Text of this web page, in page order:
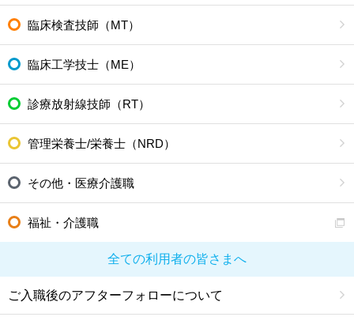
臨床検査技師（MT）
臨床工学技士（ME）
診療放射線技師（RT）
管理栄養士/栄養士（NRD）
その他・医療介護職
福祉・介護職
全ての利用者の皆さまへ
ご入職後のアフターフォローについて